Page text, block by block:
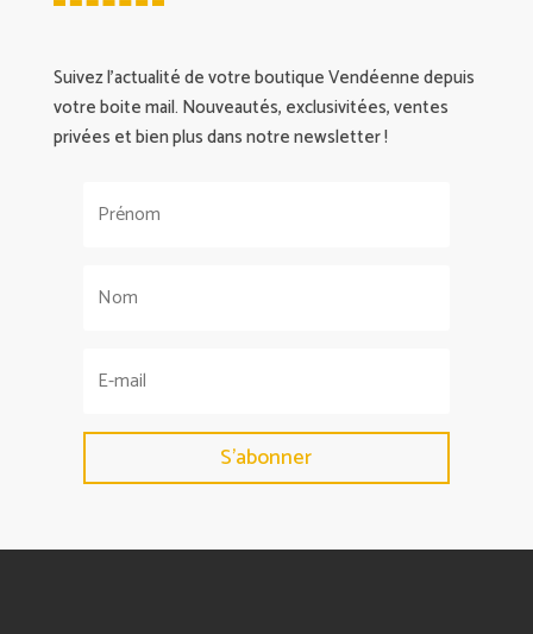
Suivez l’actualité de votre boutique Vendéenne depuis
votre boite mail. Nouveautés, exclusivitées, ventes
privées et bien plus dans notre newsletter !
S'abonner